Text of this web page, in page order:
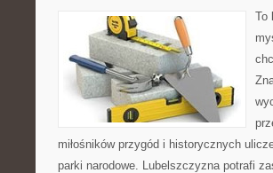
To
miłośników przygód i historycznych
parki narodowe. Lubelszczyzna potrafi